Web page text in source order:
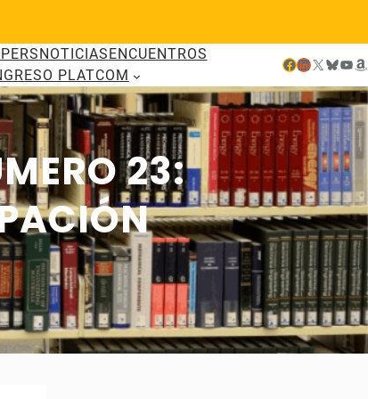
NOTICIAS ENCUENTROS
PLATCOM
Facebook LinkedIn X Bluesky YouTube Amazon
23: